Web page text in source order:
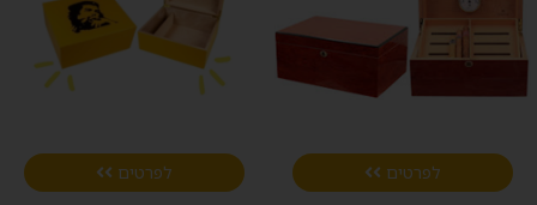
לפרטים לפרטים